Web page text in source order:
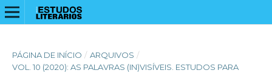
PÁGINA DE INÍCIO / ARQUIVOS /
VOL. 10 (2020): AS PALAVRAS (IN)VISÍVEIS. ESTUDOS PARA